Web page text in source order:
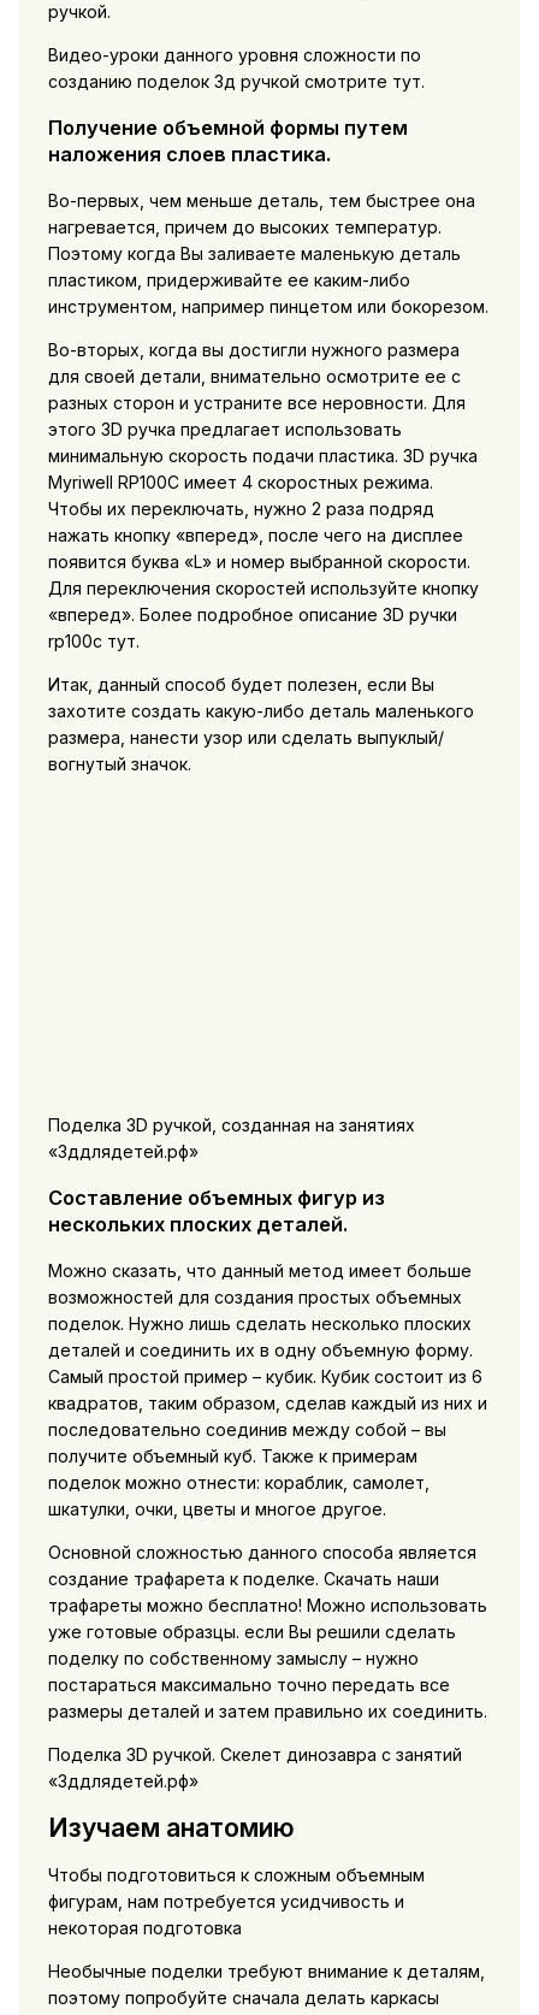
ручкой.
Видео-уроки данного уровня сложности по
созданию поделок 3д ручкой смотрите тут.
Получение объемной формы путем
наложения слоев пластика.
Во-первых, чем меньше деталь, тем быстрее она
нагревается, причем до высоких температур.
Поэтому когда Вы заливаете маленькую деталь
пластиком, придерживайте ее каким-либо
инструментом, например пинцетом или бокорезом.
Во-вторых, когда вы достигли нужного размера
для своей детали, внимательно осмотрите ее с
разных сторон и устраните все неровности. Для
этого 3D ручка предлагает использовать
минимальную скорость подачи пластика. 3D ручка
Myriwell RP100C имеет 4 скоростных режима.
Чтобы их переключать, нужно 2 раза подряд
нажать кнопку «вперед», после чего на дисплее
появится буква «L» и номер выбранной скорости.
Для переключения скоростей используйте кнопку
«вперед». Более подробное описание 3D ручки
rp100c тут.
Итак, данный способ будет полезен, если Вы
захотите создать какую-либо деталь маленького
размера, нанести узор или сделать выпуклый/
вогнутый значок.
Поделка 3D ручкой, созданная на занятиях
«3ддлядетей.рф»
Составление объемных фигур из
нескольких плоских деталей.
Можно сказать, что данный метод имеет больше
возможностей для создания простых объемных
поделок. Нужно лишь сделать несколько плоских
деталей и соединить их в одну объемную форму.
Самый простой пример – кубик. Кубик состоит из 6
квадратов, таким образом, сделав каждый из них и
последовательно соединив между собой – вы
получите объемный куб. Также к примерам
поделок можно отнести: кораблик, самолет,
шкатулки, очки, цветы и многое другое.
Основной сложностью данного способа является
создание трафарета к поделке. Скачать наши
трафареты можно бесплатно! Можно использовать
уже готовые образцы. если Вы решили сделать
поделку по собственному замыслу – нужно
постараться максимально точно передать все
размеры деталей и затем правильно их соединить.
Поделка 3D ручкой. Скелет динозавра с занятий
«3ддлядетей.рф»
Изучаем анатомию
Чтобы подготовиться к сложным объемным
фигурам, нам потребуется усидчивость и
некоторая подготовка
Необычные поделки требуют внимание к деталям,
поэтому попробуйте сначала делать каркасы